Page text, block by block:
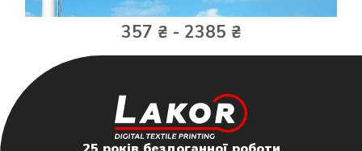
357 ₴ - 2385 ₴